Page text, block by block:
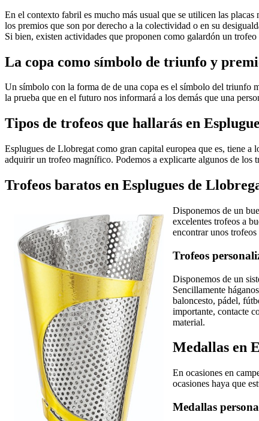
En el contexto fabril es mucho más usual que se utilicen las
los premios que son por derecho a la colectividad o en su
Si bien, existen actividades que proponen como galardón un
La copa como símbolo de triunfo y
Un símbolo con la forma de de una copa es el símbolo del triunfo
la prueba que en el futuro nos informará a los demás que una
Tipos de trofeos que hallarás en
Esplugues de Llobregat como gran capital europea que es, tiene
adquirir un trofeo magnífico. Podemos a explicarte algunos de los
Trofeos baratos en Esplugues de
Disponemos de un
excelentes trofeos a
encontrar unos trofeos
Trofeos
Disponemos de un
Sencillamente
baloncesto, pádel,
importante, contacte
material.
Medallas en
En ocasiones en
ocasiones haya que
Medallas